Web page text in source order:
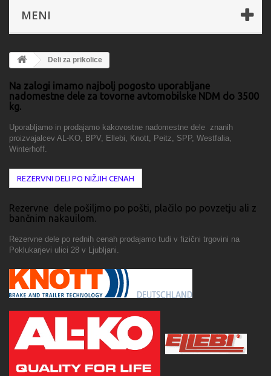
MENI
Deli za prikolice
Na zalogi imamo najbolj pogosto uporabljane
nadomestne dele za tovorne avtomobilske NDM do 3500
kg.
Uporabljamo in prodajamo kakovostne nadomestne dele znanih
proizvajalcev AL-KO, BPV, Ellebi, Knott, Peitz, SPP, Westfalia,
Winterhoff.
REZERVNI DELI PO NIŽJIH CENAH
Rezervne dele pošiljmo po pošti, plačilo po povzetju ali z
bančnim nakauilom.
Rezervne dele po rednih cenah prodajamo tudi v fizični trgovini na
Poklukarjevi ulici 28 v Ljubljani.